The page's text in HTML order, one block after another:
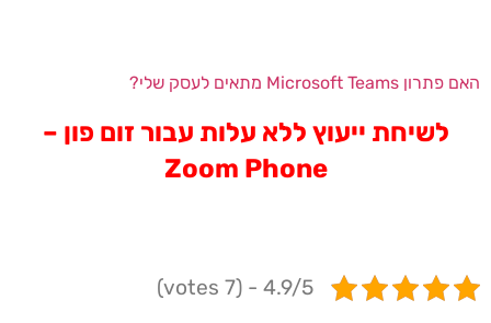
האם פתרון Microsoft Teams מתאים לעסק שלי?
לשיחת ייעוץ ללא עלות עבור זום פון –
Zoom Phone
4.9/5 - (7 votes)